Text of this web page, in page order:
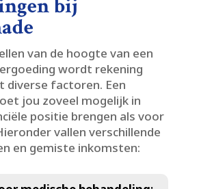
bij
van de hoogte van een
wordt rekening
diverse factoren.​ Een
jou zoveel mogelijk in
positie brengen als voor
vallen verschillende
en gemiste inkomsten: